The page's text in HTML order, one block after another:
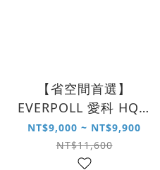
【省空間首選】
EVERPOLL 愛科 HQF-
4000 4 合 1 多功能抑
垢淨水系統
NT$9,000 ~ NT$9,900
NT$11,600